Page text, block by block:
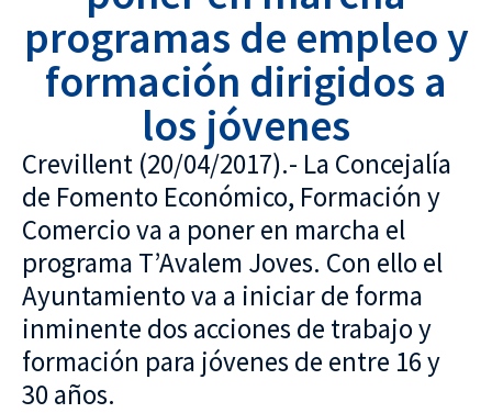
programas de empleo y
formación dirigidos a
los jóvenes
Crevillent (20/04/2017).- La Concejalía
de Fomento Económico, Formación y
Comercio va a poner en marcha el
programa T’Avalem Joves. Con ello el
Ayuntamiento va a iniciar de forma
inminente dos acciones de trabajo y
formación para jóvenes de entre 16 y
30 años.